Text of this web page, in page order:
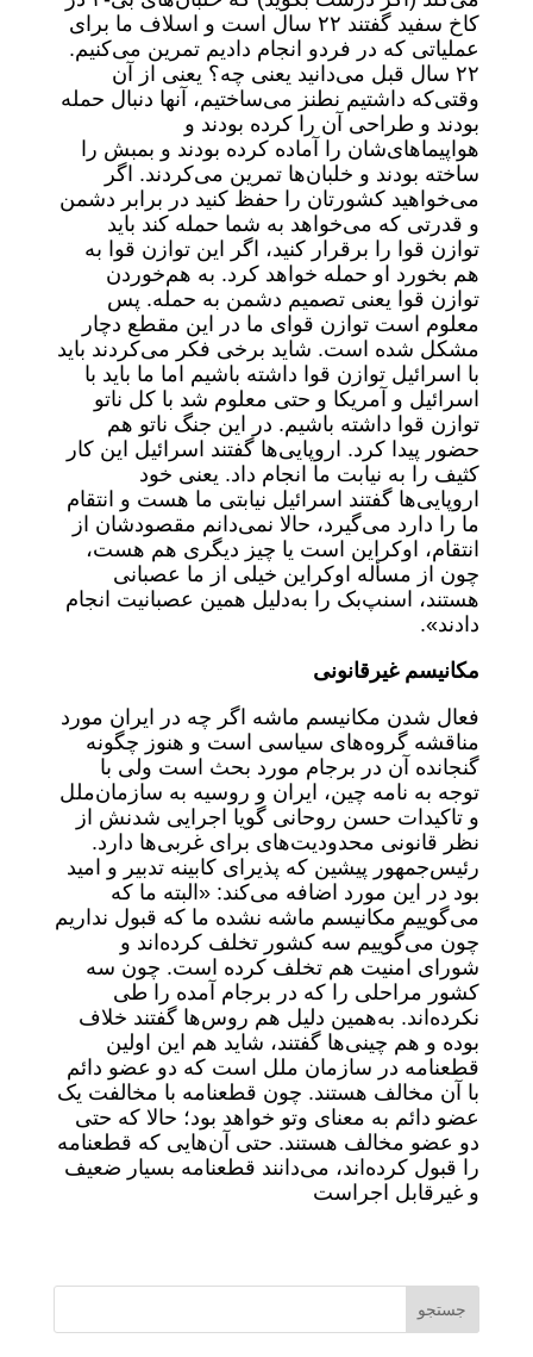
کاخ سفید گفتند ۲۲ سال است و اسلاف ما برای
عملیاتی که در فردو انجام دادیم تمرین می‌کنیم.
۲۲ سال قبل می‌دانید یعنی چه؟ یعنی از آن
وقتی‌که داشتیم نطنز می‌ساختیم، آنها دنبال حمله
بودند و طراحی آن را کرده بودند و
هواپیماهای‌شان را آماده کرده بودند و بمبش را
ساخته بودند و خلبان‌ها تمرین می‌کردند. اگر
می‌خواهید کشورتان را حفظ کنید در برابر دشمن
و قدرتی که می‌خواهد به شما حمله کند باید
توازن قوا را برقرار کنید، اگر این توازن قوا به
هم بخورد او حمله خواهد کرد. به هم‌خوردن
توازن قوا یعنی تصمیم دشمن به حمله. پس
معلوم است توازن قوای ما در این مقطع دچار
مشکل شده است. شاید برخی فکر می‌کردند باید
با اسرائیل توازن قوا داشته باشیم اما ما باید با
اسرائیل و آمریکا و حتی معلوم شد با کل ناتو
توازن قوا داشته باشیم. در این جنگ ناتو هم
حضور پیدا کرد. اروپایی‌ها گفتند اسرائیل این کار
کثیف را به نیابت ما انجام داد. یعنی خود
اروپایی‌ها گفتند اسرائیل نیابتی ما هست و انتقام
ما را دارد می‌گیرد، حالا نمی‌دانم مقصودشان از
انتقام، اوکراین است یا چیز دیگری هم هست،
چون از مسأله اوکراین خیلی از ما عصبانی
هستند، اسنپ‌بک را به‌دلیل همین عصبانیت انجام
دادند».
مکانیسم غیرقانونی
فعال شدن مکانیسم ماشه اگر چه در ایران مورد
مناقشه گروه‌های سیاسی است و هنوز چگونه
گنجانده آن در برجام مورد بحث است ولی با
توجه به نامه چین، ایران و روسیه به سازمان‌ملل
و تاکیدات حسن روحانی گویا اجرایی شدنش از
نظر قانونی محدودیت‌های برای غربی‌ها دارد.
رئیس‌جمهور پیشین که پذیرای کابینه تدبیر و امید
بود در این مورد اضافه می‌کند: «البته ما که
می‌گوییم مکانیسم ماشه نشده ما که قبول نداریم
چون می‌گوییم سه کشور تخلف کرده‌اند و
شورای امنیت هم تخلف کرده است. چون سه
کشور مراحلی را که در برجام آمده را طی
نکرده‌اند. به‌همین دلیل هم روس‌ها گفتند خلاف
بوده و هم چینی‌ها گفتند، شاید هم این اولین
قطعنامه در سازمان ملل است که دو عضو دائم
با آن مخالف هستند. چون قطعنامه با مخالفت یک
عضو دائم به معنای وتو خواهد بود؛ حالا که حتی
دو عضو مخالف هستند. حتی آن‌هایی که قطعنامه
را قبول کرده‌اند، می‌دانند قطعنامه بسیار ضعیف
و غیرقابل اجراست
جستجو